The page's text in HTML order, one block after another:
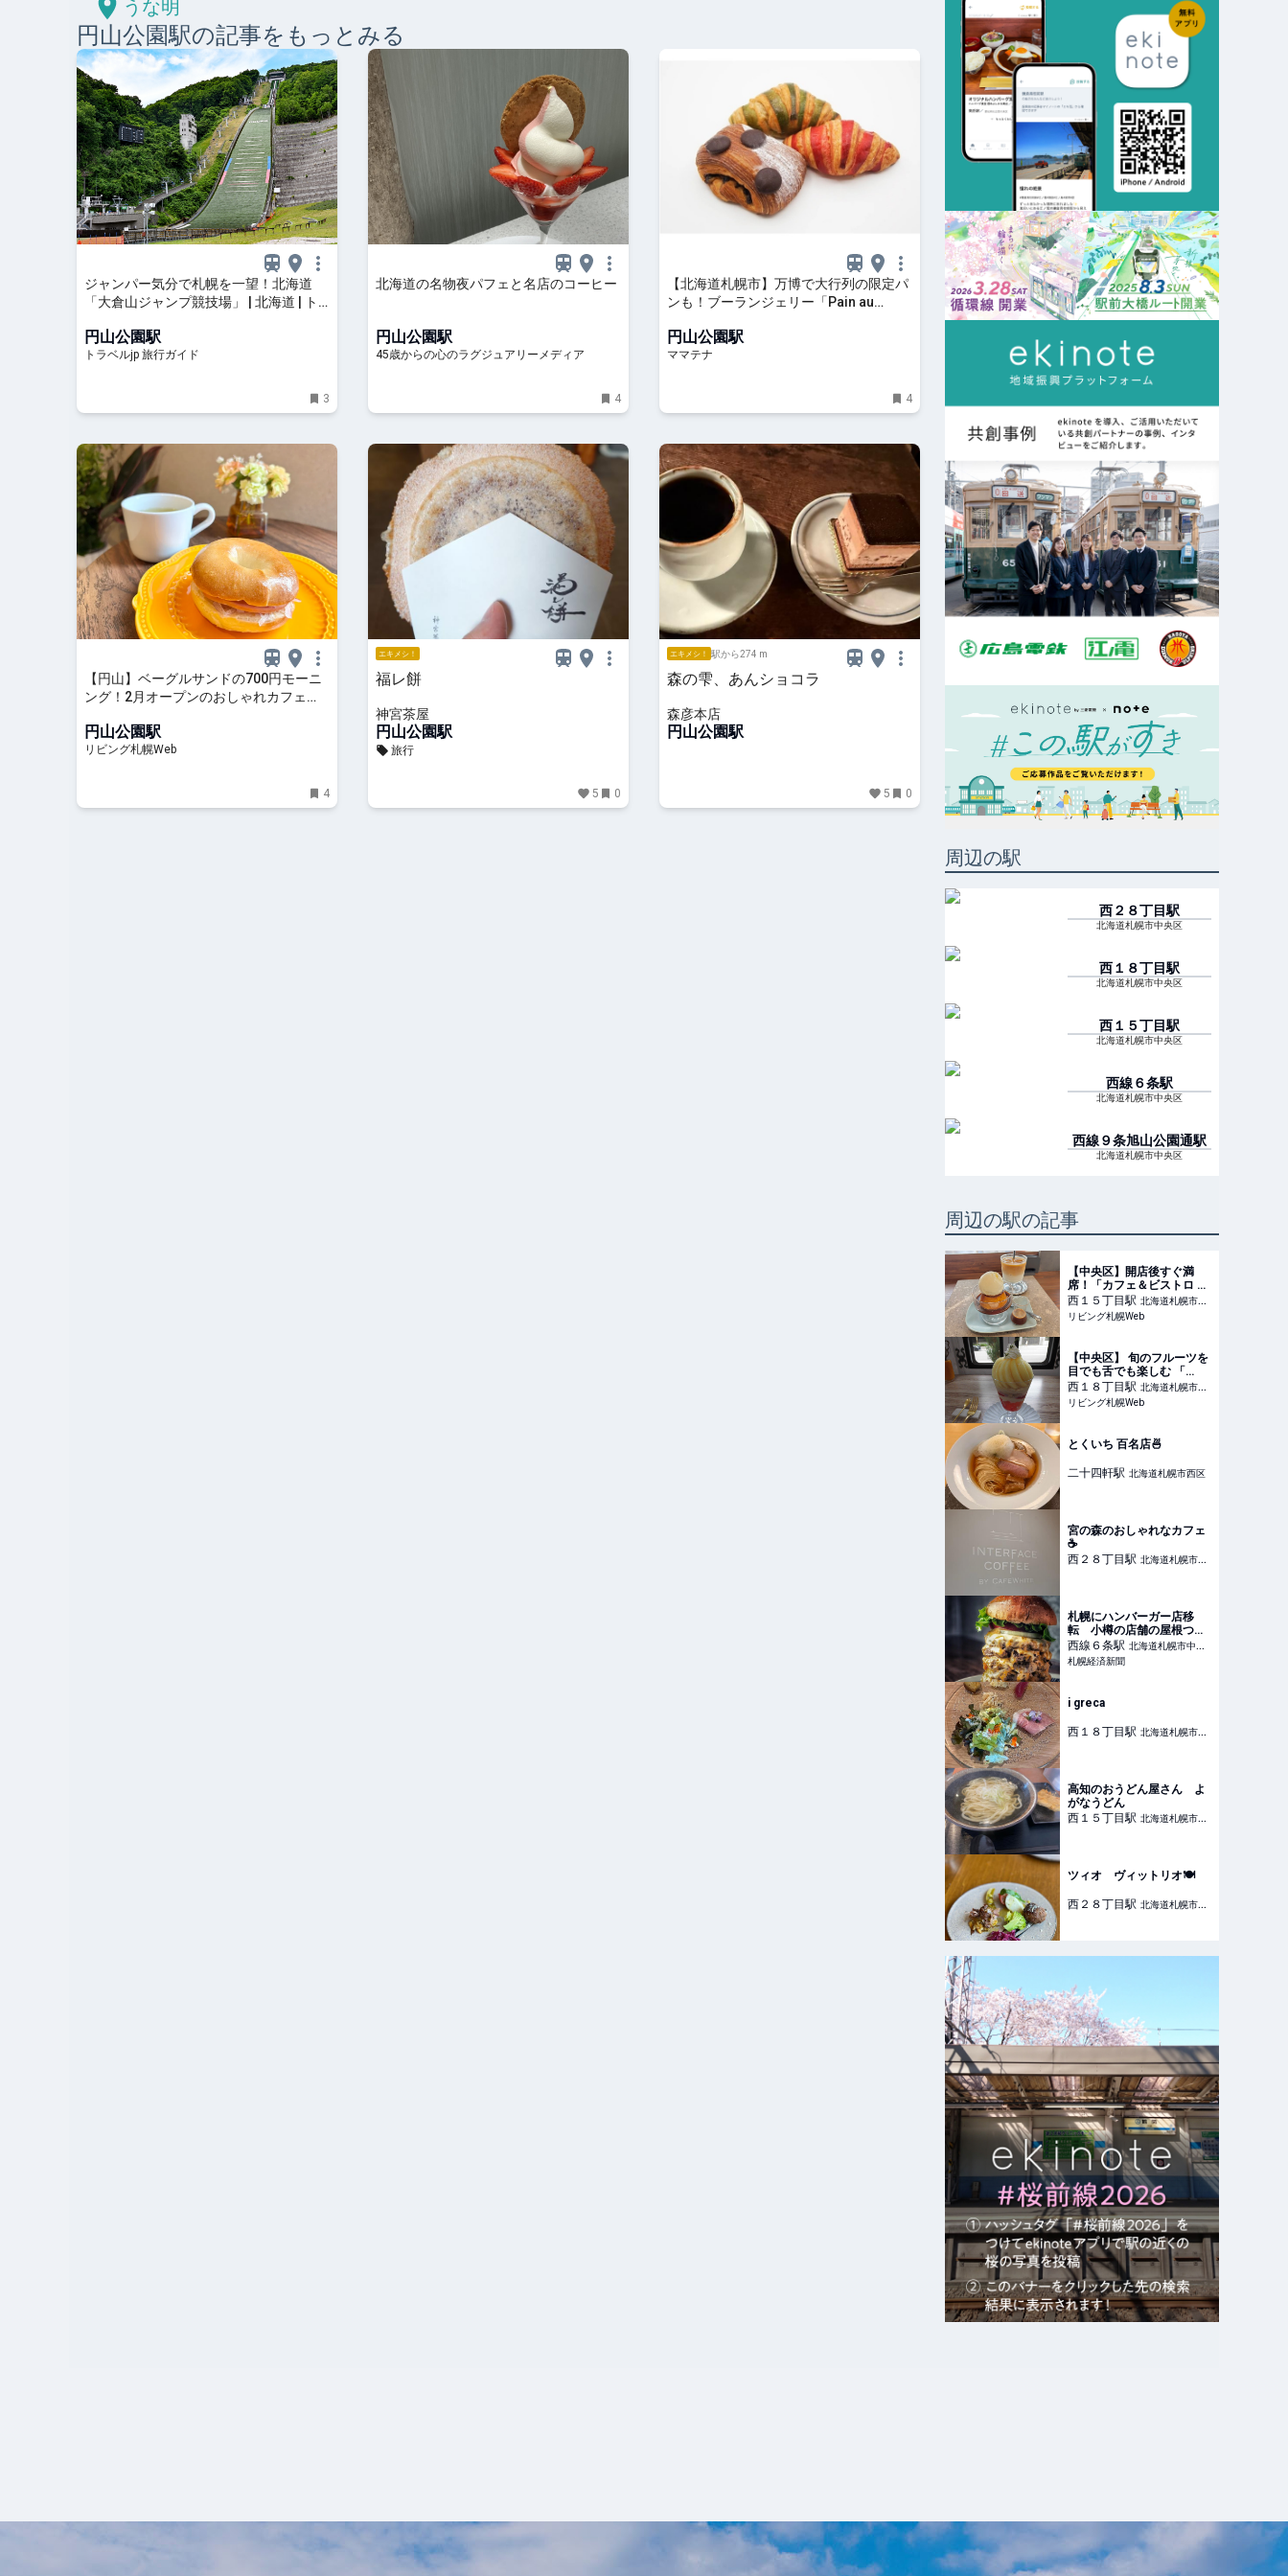
うな明
円山公園駅の記事をもっとみる
ジャンパー気分で札幌を一望！北海道
「大倉山ジャンプ競技場」 | 北海道 | ト
円山公園駅
トラベルjp 旅行ガイド
3
北海道の名物夜パフェと名店のコーヒー
円山公園駅
45歳からの心のラグジュアリーメディア
4
【北海道札幌市】万博で大行列の限定パ
ンも！ブーランジェリー「Pain au
ナ
円山公園駅
ママテナ
4
【円山】ベーグルサンドの700円モーニ
ング！2月オープンのおしゃれカフェ
円山公園駅
リビング札幌Web
4
エキメシ！
福レ餅
神宮茶屋
円山公園駅
旅行
5 0
エキメシ！ 駅から274 m
森の雫、あんショコラ
森彦本店
円山公園駅
5 0
周辺の駅
西２８丁目駅
北海道札幌市中央区
西１８丁目駅
北海道札幌市中央区
西１５丁目駅
北海道札幌市中央区
西線６条駅
北海道札幌市中央区
西線９条旭山公園通駅
北海道札幌市中央区
周辺の駅の記事
【中央区】開店後すぐ満
席！「カフェ＆ビストロ カ
ラナシ」大人気プリンの味
わいは？
西１５丁目駅 北海道札幌市中
央区
リビング札幌Web
【中央区】 旬のフルーツを
目でも舌でも楽しむ 「
SHIKAKU TO MIKAKU（シ
カクトミカク）」
西１８丁目駅 北海道札幌市中
央区
リビング札幌Web
とくいち 百名店🍜
二十四軒駅 北海道札幌市西区
宮の森のおしゃれなカフェ
☕️
西２８丁目駅 北海道札幌市中
札幌にハンバーガー店移
転 小樽の店舗の屋根つぶ
れ乗り越え
西線６条駅 北海道札幌市中央
区
札幌経済新聞
i greca
西１８丁目駅 北海道札幌市中
高知のおうどん屋さん よ
がなうどん
西１５丁目駅 北海道札幌市中
ツィオ ヴィットリオ🍽️
西２８丁目駅 北海道札幌市中